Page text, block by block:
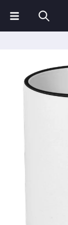
Polos
Vêtements de